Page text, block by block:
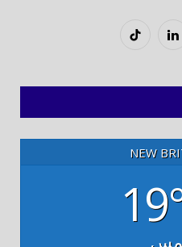
لينكدود
تيك
NEW